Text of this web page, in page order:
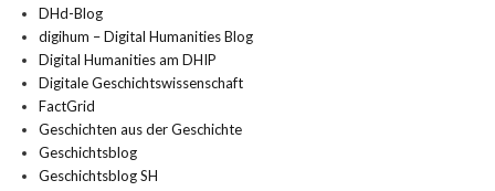
DHd-Blog
digihum – Digital Humanities Blog
Digital Humanities am DHIP
Digitale Geschichtswissenschaft
FactGrid
Geschichten aus der Geschichte
Geschichtsblog
Geschichtsblog SH